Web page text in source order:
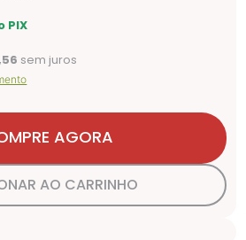
PIX
56 sem juros
AGORA
AO CARRINHO